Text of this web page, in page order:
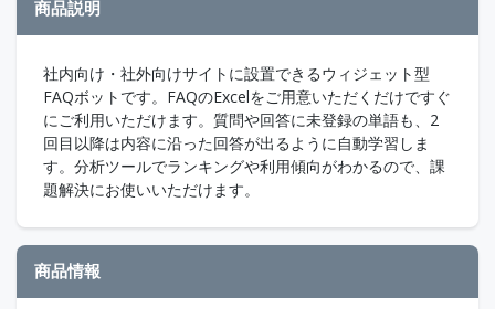
商品説明
社内向け・社外向けサイトに設置できるウィジェット型
FAQボットです。FAQのExcelをご用意いただくだけですぐ
にご利用いただけます。質問や回答に未登録の単語も、2
回目以降は内容に沿った回答が出るように自動学習しま
す。分析ツールでランキングや利用傾向がわかるので、課
題解決にお使いいただけます。
商品情報